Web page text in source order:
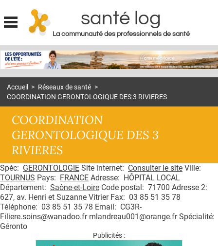
Jump to navigation
santé log
La communauté des professionnels de santé
MON COMPTE
S'ABONNER À LA REVUE SOIN À DOMICILE
DOSSIERS
RÉSEAUX
E-REVUE SAD
THÉMA
L'APP
QUI SOMMES-NOUS ?
PUBLICITÉ
Accueil > Réseaux de santé >
COORDINATION GERONTOLOGIQUE DES 3 RIVIERES
COORDINATION
GERONTOLOGIQUE DES 3
RIVIERES
Spéc: GERONTOLOGIE Site internet: Consulter le site Ville:
TOURNUS Pays: FRANCE Adresse: HÔPITAL LOCAL
Département: Saône-et-Loire Code postal: 71700 Adresse 2:
627, av. Henri et Suzanne Vitrier Fax: 03 85 51 35 78
Téléphone: 03 85 51 35 78 Email: CG3R-
Filiere.soins@wanadoo.fr mlandreau001@orange.fr Spécialité:
Géronto
Publicités :